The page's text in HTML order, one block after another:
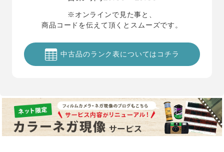
※オンラインで見た事と、
商品コードを伝えて頂くとスムーズです。
中古品のランク表についてはコチラ